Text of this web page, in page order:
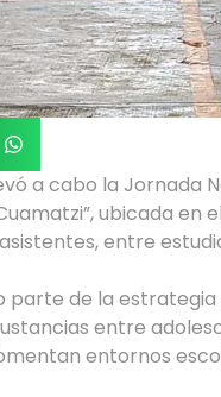
a cabo la Jornada
ubicada en
entre
parte de la
entre
entornos